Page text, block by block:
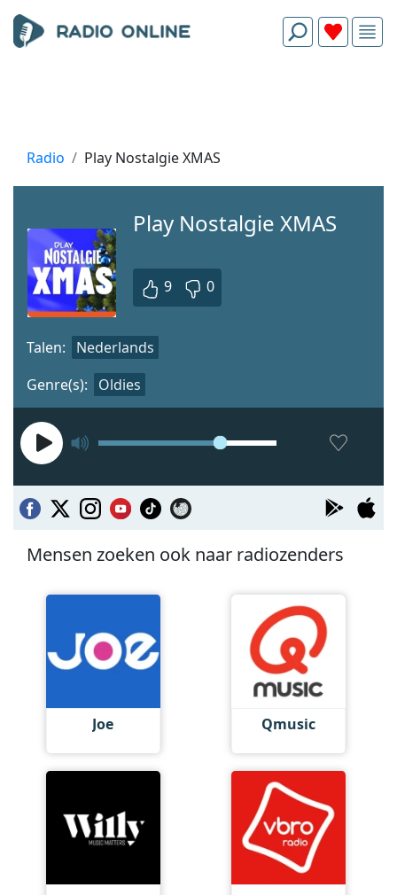
Radio Play Nostalgie XMAS
Play Nostalgie XMAS
9 0
Genre(s): Oldies
Talen: Nederlands
Mensen zoeken ook naar radiozenders
Joe Qmusic